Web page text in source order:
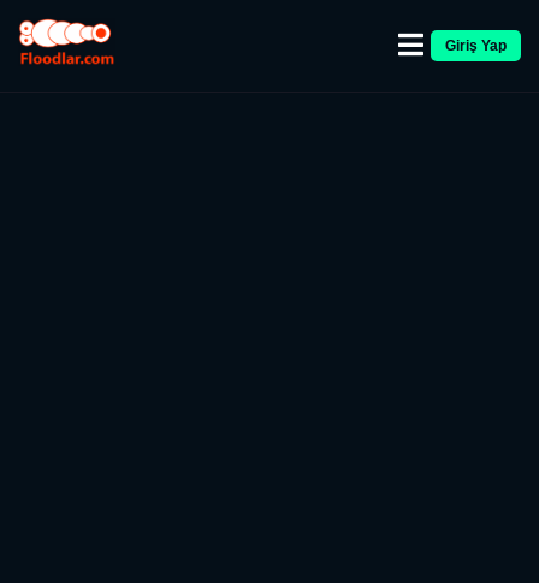
Giriş Yap